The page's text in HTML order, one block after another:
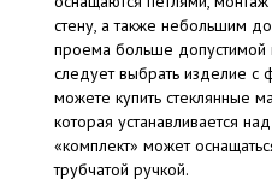
стену, а также небольшим
проема больше
следует выбрать изделие
можете купить стеклянные
которая устанавливается
«комплект» может
трубчатой ручкой.